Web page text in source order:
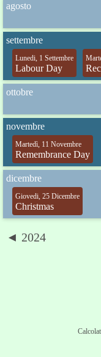
agosto
settembre
Lunedi, 1 Settembre
Labour Day
ottobre
novembre
Martedì, 11 Novembre
Remembrance Day
dicembre
Giovedi, 25 Dicembre
Christmas
◄ 2024